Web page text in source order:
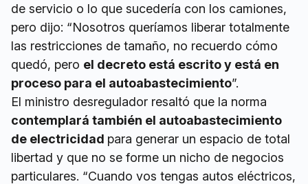
de servicio o lo que sucedería con los camiones,
pero dijo: “Nosotros queríamos liberar totalmente
las restricciones de tamaño, no recuerdo cómo
quedó, pero el decreto está escrito y está en
proceso para el autoabastecimiento”.
El ministro desregulador resaltó que la norma
contemplará también el autoabastecimiento
de electricidad para generar un espacio de total
libertad y que no se forme un nicho de negocios
particulares. “Cuando vos tengas autos eléctricos,